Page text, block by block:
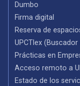
Dumbo
Firma digital
Reserva de
UPCTlex
Prácticas en
Acceso remoto a
Estado de los